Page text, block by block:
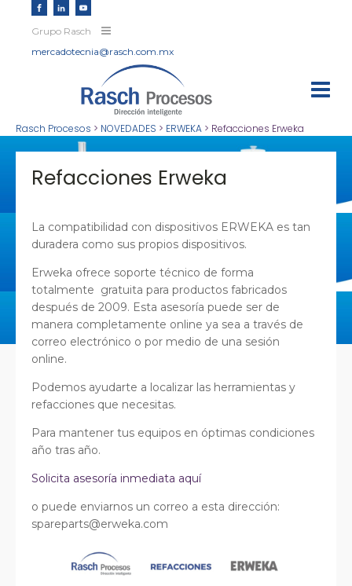
Grupo Rasch
mercadotecnia@rasch.com.mx
Rasch Procesos > NOVEDADES > ERWEKA > Refacciones Erweka
Refacciones Erweka
La compatibilidad con dispositivos ERWEKA es tan
duradera como sus propios dispositivos.
Erweka ofrece soporte técnico de forma
totalmente gratuita para productos fabricados
después de 2009. Esta asesoría puede ser de
manera completamente online ya sea a través de
correo electrónico o por medio de una sesión
online.
Podemos ayudarte a localizar las herramientas y
refacciones que necesitas.
Para mantener tus equipos en óptimas condiciones
año tras año.
Solicita asesoría inmediata aquí
o puede enviarnos un correo a esta dirección:
spareparts@erweka.com